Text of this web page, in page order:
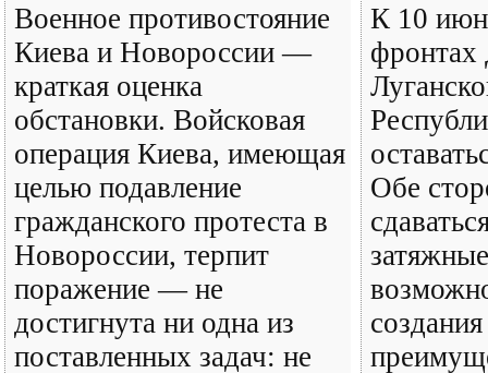
Военное противостояние
Киева и Новороссии —
краткая оценка
обстановки. Войсковая
операция Киева, имеющая
целью подавление
гражданского протеста в
Новороссии, терпит
поражение — не
достигнута ни одна из
поставленных задач: не
К 10
фронтах
Обе